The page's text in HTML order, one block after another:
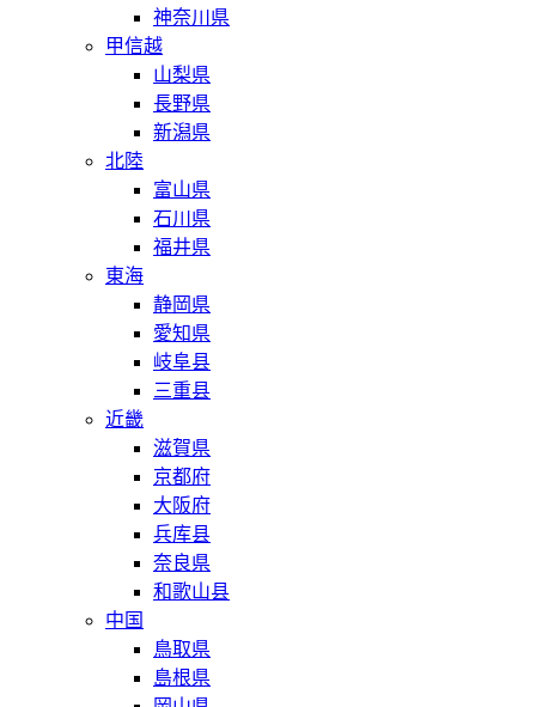
神奈川県
甲信越
山梨県
長野県
新潟県
北陸
富山県
石川県
福井県
東海
静岡県
愛知県
岐阜县
三重县
近畿
滋賀県
京都府
大阪府
兵库县
奈良県
和歌山县
中国
鳥取県
島根県